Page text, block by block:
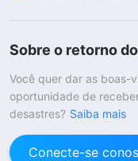
Sobre o retorno
Você quer dar as boas-
oportunidade de
desastres? Saiba mais
Conecte-se